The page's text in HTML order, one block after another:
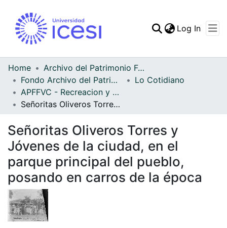
Statistics
Log In
Home
Archivo del Patrimonio Fotográfico y Fílmico del Valle del Cauca
Fondo Archivo del Patrimonio Fotográfico y Fílmico del Valle del Cauca
Lo Cotidiano
APFFVC - Recreacion y Paseo - Patrimonial
Señoritas Oliveros Torres y Jóvenes de la ciudad, en el parque principal del pueblo, posando en carros de la época
Señoritas Oliveros Torres y
Jóvenes de la ciudad, en el
parque principal del pueblo,
posando en carros de la época